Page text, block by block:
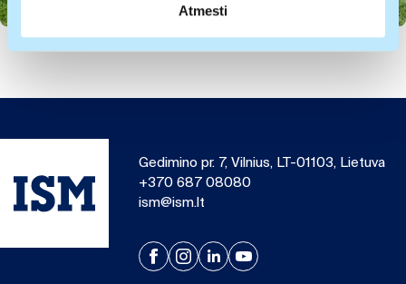
pateiktos arba naudojant paslaugas surinktos
Atmesti
Gedimino pr. 7, Vilnius, LT-01103, Lietuva
+370 687 08080
ism@ism.lt